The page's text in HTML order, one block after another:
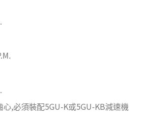
心,必須裝配5GU-K或5GU-KB減速機